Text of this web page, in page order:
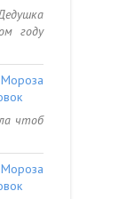
году
чтоб